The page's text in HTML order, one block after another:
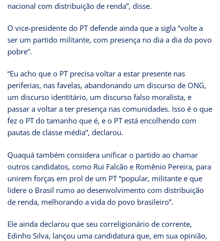
nacional com distribuição de renda”, disse.
O vice-presidente do PT defende ainda que a sigla “volte a
ser um partido militante, com presença no dia a dia do povo
pobre”.
“Eu acho que o PT precisa voltar a estar presente nas
periferias, nas favelas, abandonando um discurso de ONG,
um discurso identitário, um discurso falso moralista, e
passar a voltar a ter presença nas comunidades. Isso é o que
fez o PT do tamanho que é, e o PT está encolhendo com
pautas de classe média”, declarou.
Quaquá também considera unificar o partido ao chamar
outros candidatos, como Rui Falcão e Romênio Pereira, para
unirem forças em prol de um PT “popular, militante e que
lidere o Brasil rumo ao desenvolvimento com distribuição
de renda, melhorando a vida do povo brasileiro”.
Ele ainda declarou que seu correligionário de corrente,
Edinho Silva, lançou uma candidatura que, em sua opinião,